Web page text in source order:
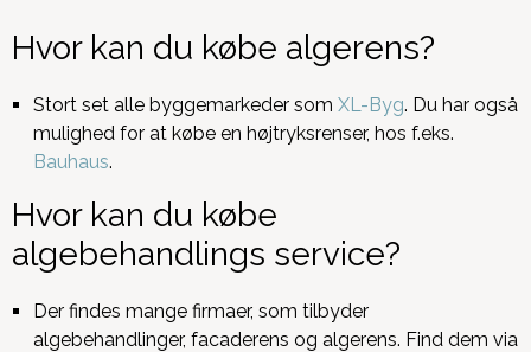
Hvor kan du købe algerens?
Stort set alle byggemarkeder som XL-Byg. Du har også
mulighed for at købe en højtryksrenser, hos f.eks.
Bauhaus.
Hvor kan du købe
algebehandlings service?
Der findes mange firmaer, som tilbyder
algebehandlinger, facaderens og algerens. Find dem via